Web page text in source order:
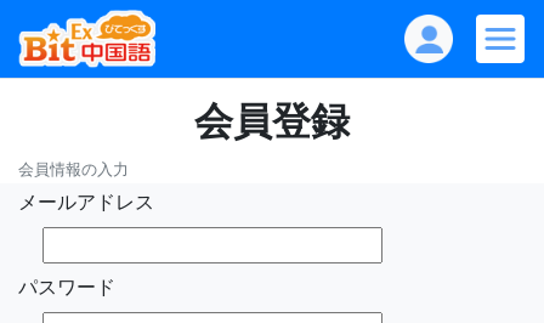
会員登録
会員情報の入力
メールアドレス
パスワード